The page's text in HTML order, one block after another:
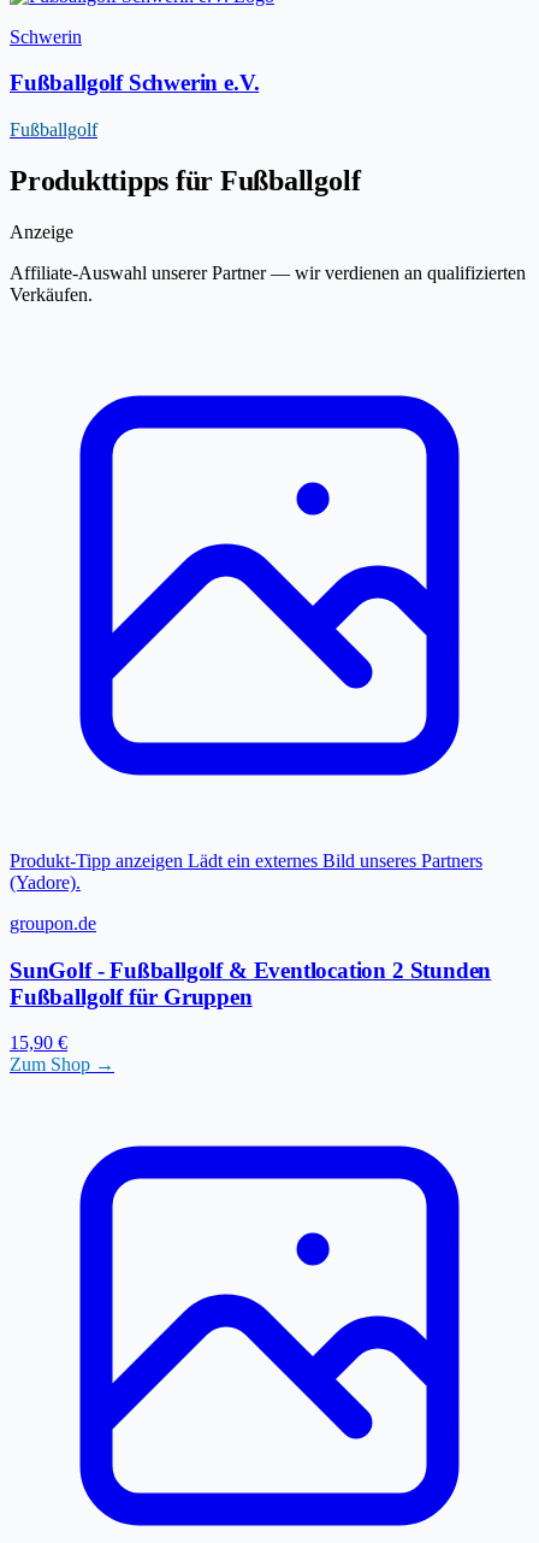
Schwerin
Fußballgolf Schwerin e.V.
Fußballgolf
Produkttipps für Fußballgolf
Anzeige
Affiliate-Auswahl unserer Partner — wir verdienen an qualifizierten
Verkäufen.
Produkt-Tipp anzeigen Lädt ein externes Bild unseres Partners
(Yadore).
groupon.de
SunGolf - Fußballgolf & Eventlocation 2 Stunden
Fußballgolf für Gruppen
15,90 €
Zum Shop →